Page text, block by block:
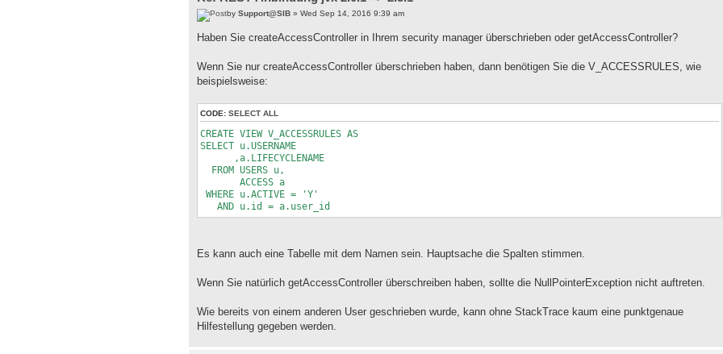
by Support@SIB » Wed Sep 14, 2016 9:39 am
Haben Sie createAccessController in Ihrem security manager überschrieben oder getAccessController?
Wenn Sie nur createAccessController überschrieben haben, dann benötigen Sie die V_ACCESSRULES, wie
beispielsweise:
CODE: SELECT ALL
CREATE VIEW V_ACCESSRULES AS
SELECT u.USERNAME
,a.LIFECYCLENAME
FROM USERS u,
ACCESS a
WHERE u.ACTIVE = 'Y'
AND u.id = a.user_id
Es kann auch eine Tabelle mit dem Namen sein. Hauptsache die Spalten stimmen.
Wenn Sie natürlich getAccessController überschreiben haben, sollte die NullPointerException nicht auftreten.
Wie bereits von einem anderen User geschrieben wurde, kann ohne StackTrace kaum eine punktgenaue
Hilfestellung gegeben werden.